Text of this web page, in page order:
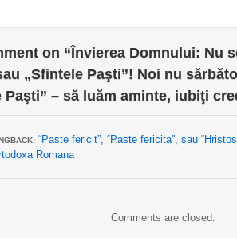
on “Învierea Domnului: Nu
„Sfintele Paşti”! Noi nu
Paşti” – să luăm aminte, iubiţi
“Paste fericit”, “Paste fericita”, sau
Romana
Comments are closed.